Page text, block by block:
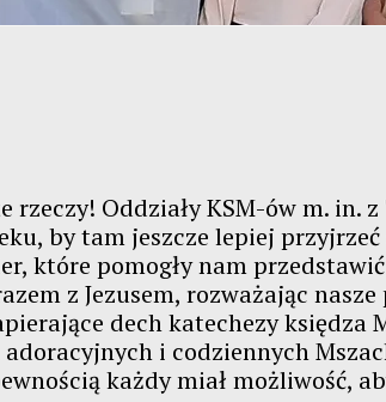
2019
Oddziały KSM-ów m. in.
by tam jeszcze lepiej
które pomogły nam
z Jezusem, rozważając
dech katechezy księdza
i codziennych
każdy miał możliwość,